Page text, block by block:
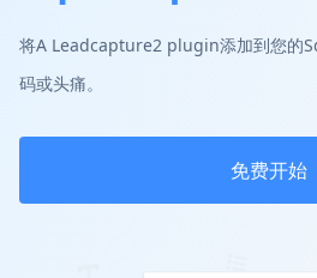
将A Leadcapture2 plugin添加到您的
码或头痛。
免费开始